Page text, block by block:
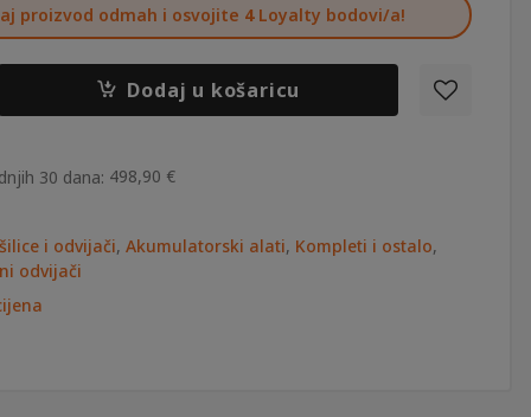
€.
JE:
498,90 €.
proizvod odmah i osvojite 4Loyalty bodovi/a!
Dodaj u košaricu
30 dana: 498,90 €
i odvijači, Akumulatorski alati, Kompleti i ostalo,
odvijači